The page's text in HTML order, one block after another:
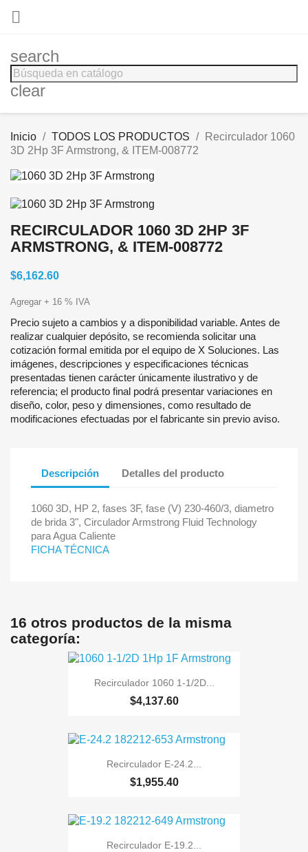

search
clear
Inicio TODOS LOS PRODUCTOS
Recirculador 1060
3D 2Hp 3F Armstrong, & ITEM-008772
RECIRCULADOR 1060 3D 2HP 3F
ARMSTRONG, & ITEM-008772
$6,162.60
Agregar + 16 % IVA
Precio sujeto a cambios y a disponibilidad variable. Antes de
realizar cualquier depósito, se recomienda solicitar una
cotización formal emitida por el equipo de X Soluciones. Las
imágenes, descripciones y especificaciones técnicas
presentadas tienen carácter únicamente ilustrativo y de
referencia; el producto final podrá presentar variaciones en
diseño, color, peso y dimensiones, como resultado de
modificaciones efectuadas por el fabricante sin previo aviso.
Descripción Detalles del producto
1060 3D, HP 2, fases 3F, fase (V) 230-460/3, diametro
de brida 3", Circulador Armstrong Fluid Technology
para Agua Caliente
FICHA TÉCNICA
16 otros productos de la misma
categoría:
Recirculador 1060 1-1/2D...
$4,137.60
Recirculador E-24.2...
$1,955.40
Recirculador E-19.2...